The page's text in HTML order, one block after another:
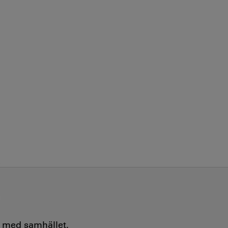
samhället.